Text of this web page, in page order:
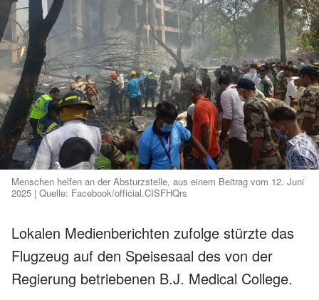
Menschen helfen an der Absturzstelle, aus einem Beitrag vom 12. Juni
2025 | Quelle: Facebook/official.CISFHQrs
Lokalen Medienberichten zufolge stürzte das
Flugzeug auf den Speisesaal des von der
Regierung betriebenen B.J. Medical College.